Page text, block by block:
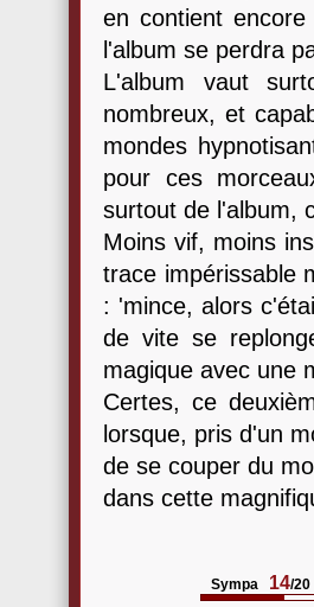
en contient
l'album se perdra
L'album vaut
nombreux, et
mondes
pour ces
surtout de l'album,
Moins vif, moins
trace impérissable
: 'mince, alors
de vite se
magique avec une
Certes, ce
lorsque, pris d'un
de se couper du
dans cette
Sympa 14/20